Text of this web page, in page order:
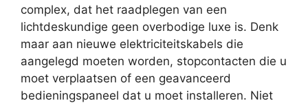
complex, dat het raadplegen van een
lichtdeskundige geen overbodige luxe is. Denk
maar aan nieuwe elektriciteitskabels die
aangelegd moeten worden, stopcontacten die u
moet verplaatsen of een geavanceerd
bedieningspaneel dat u moet installeren. Niet